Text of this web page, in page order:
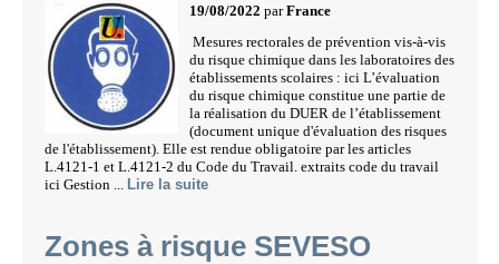
19/08/2022 parFrance
Mesures rectorales de prévention vis-à-vis
du risque chimique dans les laboratoires des
établissements scolaires : ici L’évaluation
du risque chimique constitue une partie de
la réalisation du DUER de l’établissement
(document unique d'évaluation des risques
de l'établissement). Elle est rendue obligatoire par les articles
L.4121-1 et L.4121-2 du Code du Travail. extraits code du travail
ici Gestion ... Lire la suite
Zones à risque SEVESO